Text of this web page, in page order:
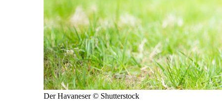
Der Havaneser © Shutterstock